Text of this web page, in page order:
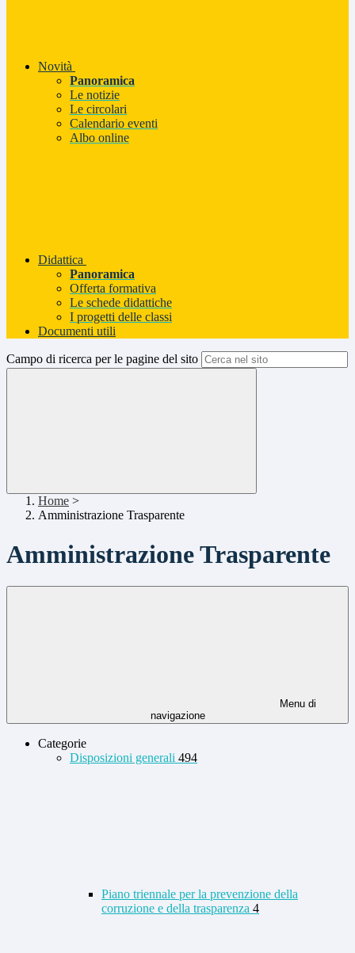
Novità
Panoramica
Le notizie
Le circolari
Calendario eventi
Albo online
Didattica
Panoramica
Offerta formativa
Le schede didattiche
I progetti delle classi
Documenti utili
Campo di ricerca per le pagine del sito
Home >
Amministrazione Trasparente
Amministrazione Trasparente
Menu di
navigazione
Categorie
Disposizioni generali 494
Piano triennale per la prevenzione della
corruzione e della trasparenza 4